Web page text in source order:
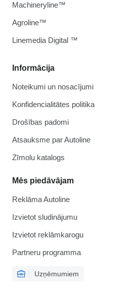
Informācija
Noteikumi un nosacījumi
Konfidencialitātes politika
Drošības padomi
Atsauksme par Autoline
Zīmolu katalogs
Mēs piedāvājam
Reklāma Autoline
Izvietot sludinājumu
Izvietot reklāmkarogu
Partneru programma
Uzņēmumiem
Machineryline™
Agroline™
Linemedia Digital ™